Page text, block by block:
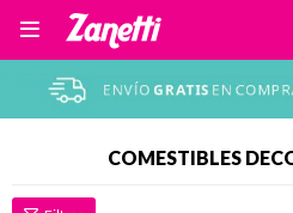

COMESTIBLES